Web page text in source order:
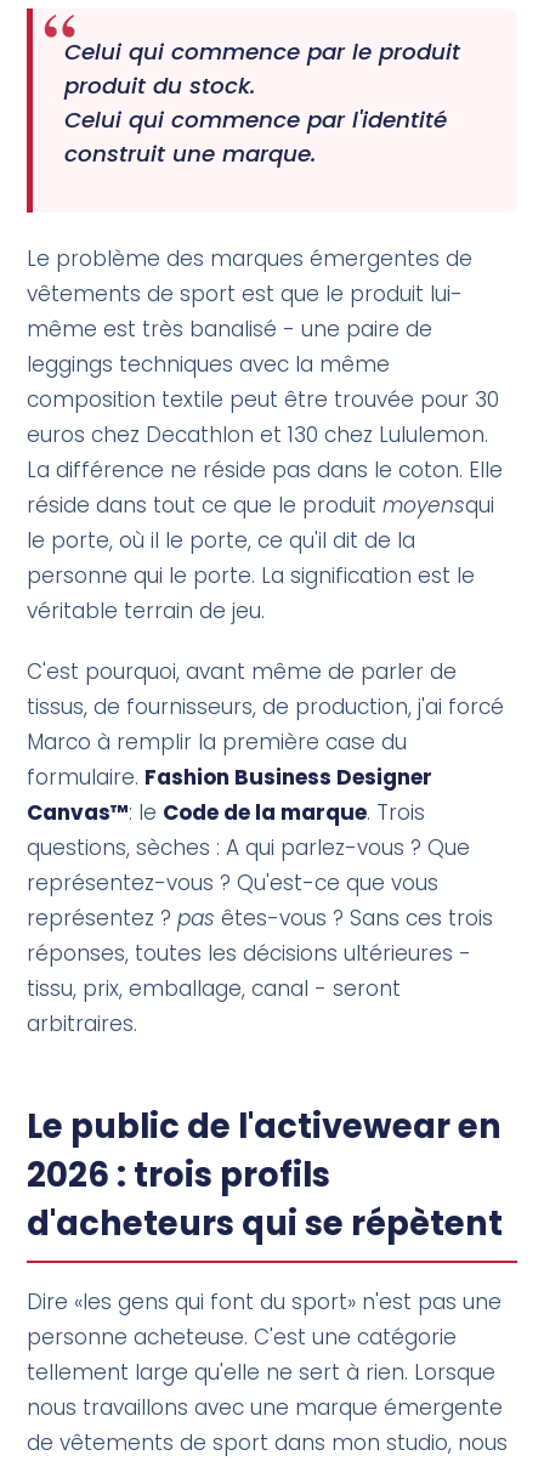
Celui qui commence par le produit
produit du stock.
Celui qui commence par l'identité
construit une marque.
Le problème des marques émergentes de
vêtements de sport est que le produit lui-
même est très banalisé - une paire de
leggings techniques avec la même
composition textile peut être trouvée pour 30
euros chez Decathlon et 130 chez Lululemon.
La différence ne réside pas dans le coton. Elle
réside dans tout ce que le produitmoyensqui
le porte, où il le porte, ce qu'il dit de la
personne qui le porte. La signification est le
véritable terrain de jeu.
C'est pourquoi, avant même de parler de
tissus, de fournisseurs, de production, j'ai forcé
Marco à remplir la première case du
formulaire. Fashion Business Designer
Canvas™: le Code de la marque. Trois
questions, sèches : A qui parlez-vous ? Que
représentez-vous ? Qu'est-ce que vous
représentez ?pas êtes-vous ? Sans ces trois
réponses, toutes les décisions ultérieures -
tissu, prix, emballage, canal - seront
arbitraires.
Le public de l'activewear en
2026 : trois profils
d'acheteurs qui se répètent
Dire «les gens qui font du sport» n'est pas une
personne acheteuse. C'est une catégorie
tellement large qu'elle ne sert à rien. Lorsque
nous travaillons avec une marque émergente
de vêtements de sport dans mon studio, nous